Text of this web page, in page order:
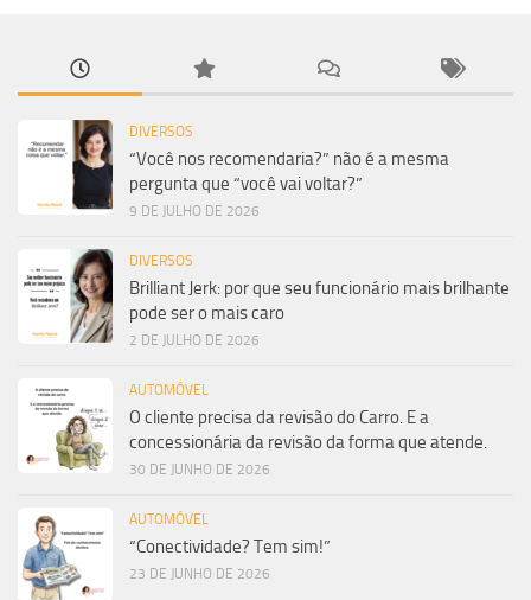
DIVERSOS
“Você nos recomendaria?” não é a mesma
pergunta que “você vai voltar?”
9 DE JULHO DE 2026
DIVERSOS
Brilliant Jerk: por que seu funcionário mais brilhante
pode ser o mais caro
2 DE JULHO DE 2026
AUTOMÓVEL
O cliente precisa da revisão do Carro. E a
concessionária da revisão da forma que atende.
30 DE JUNHO DE 2026
AUTOMÓVEL
“Conectividade? Tem sim!”
23 DE JUNHO DE 2026